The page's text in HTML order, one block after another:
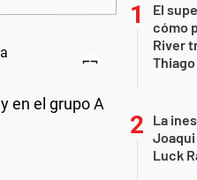
y en el grupo A
El
cómo
River
La
Luck